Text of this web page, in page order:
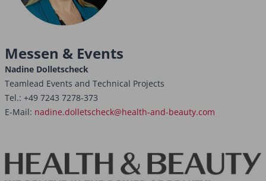
Messen & Events
Nadine Dolletscheck
Teamlead Events and Technical Projects
Tel.: +49 7243 7278-373
E-Mail: nadine.dolletscheck@health-and-beauty.com